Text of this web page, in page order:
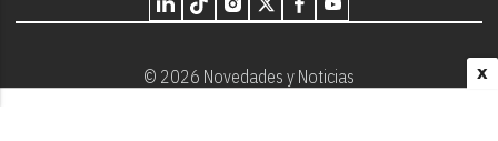
X
© 2026 Novedades y Noticias